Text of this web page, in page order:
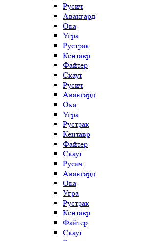
Русич
Авангард
Ока
Угра
Рустрак
Кентавр
Файтер
Скаут
Русич
Авангард
Ока
Угра
Рустрак
Кентавр
Файтер
Скаут
Русич
Авангард
Ока
Угра
Рустрак
Кентавр
Файтер
Скаут